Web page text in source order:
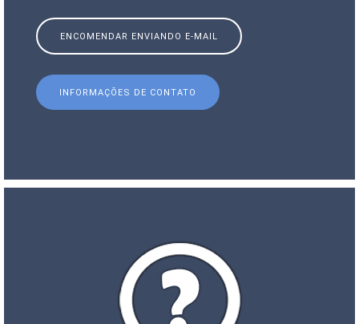
ENCOMENDAR ENVIANDO E-MAIL
INFORMAÇÕES DE CONTATO